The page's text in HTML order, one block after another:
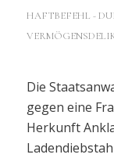
HAFTBEFEHL -
Die
gegen eine
Herkunft